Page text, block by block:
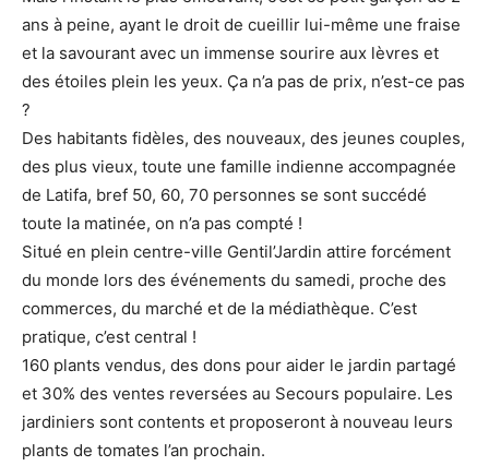
ans à peine, ayant le droit de cueillir lui-même une fraise
et la savourant avec un immense sourire aux lèvres et
des étoiles plein les yeux. Ça n’a pas de prix, n’est-ce pas
?
Des habitants fidèles, des nouveaux, des jeunes couples,
des plus vieux, toute une famille indienne accompagnée
de Latifa, bref 50, 60, 70 personnes se sont succédé
toute la matinée, on n’a pas compté !
Situé en plein centre-ville Gentil’Jardin attire forcément
du monde lors des événements du samedi, proche des
commerces, du marché et de la médiathèque. C’est
pratique, c’est central !
160 plants vendus, des dons pour aider le jardin partagé
et 30% des ventes reversées au Secours populaire. Les
jardiniers sont contents et proposeront à nouveau leurs
plants de tomates l’an prochain.